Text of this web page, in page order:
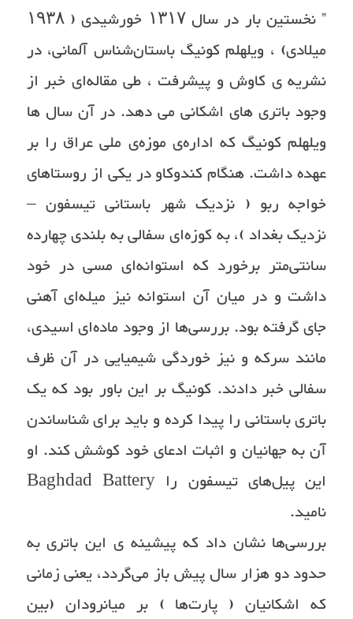
” نخستین بار در سال ۱۳۱۷ خورشیدی ( ۱۹۳۸
میلادی) ، ویلهلم کونیگ باستان‌شناس آلمانی، در
نشریه ی کاوش و پیشرفت ، طی مقاله‌ای خبر از
وجود باتری های اشکانی می دهد. در آن سال ها
ویلهلم کونیگ که اداره‌ی موزه‌ی ملی عراق را بر
عهده داشت. هنگام کندوکاو در یکی از روستاهای
خواجه ربو ( نزدیک شهر باستانی تیسفون –
نزدیک بغداد )، به کوزه‌ای سفالی به بلندی چهارده
سانتی‌متر برخورد که استوانه‌ای مسی در خود
داشت و در میان آن استوانه نیز میله‌ای آهنی
جای گرفته بود. بررسی‌ها از وجود ماده‌ای اسیدی،
مانند سرکه و نیز خوردگی شیمیایی در آن ظرف
سفالی خبر دادند. کونیگ بر این باور بود که یک
باتری باستانی را پیدا کرده و باید برای شناساندن
آن به جهانیان و اثبات ادعای خود کوشش کند. او
این پیل‌های تیسفون را Baghdad Battery
نامید.
بررسی‌ها نشان داد که پیشینه ‌ی این باتری‌ به
حدود دو هزار سال پیش باز می‌گردد، یعنی زمانی
که اشکانیان ( پارت‌ها ) بر میانرودان (بین